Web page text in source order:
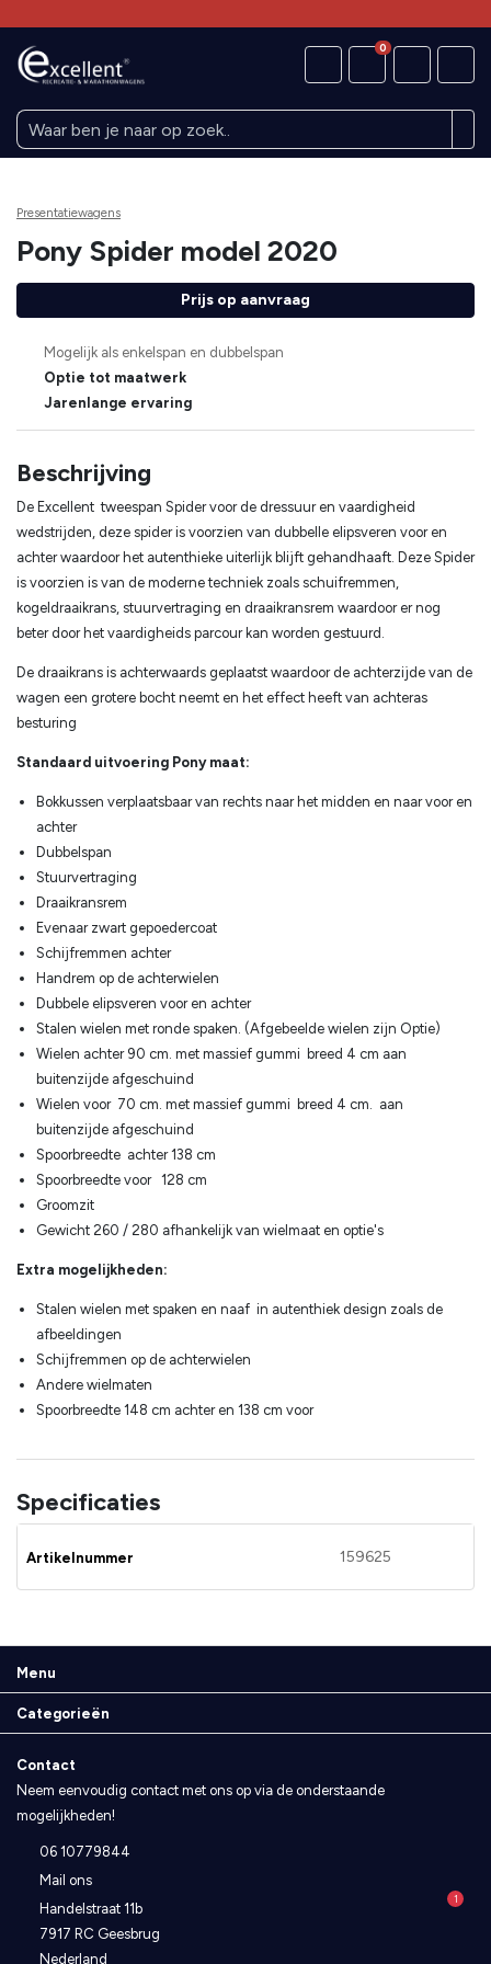
0
Presentatiewagens
Pony Spider model 2020
Mogelijk als enkelspan en dubbelspan
Optie tot maatwerk
Jarenlange ervaring
Prijs op aanvraag
Beschrijving
De Excellent tweespan Spider voor de dressuur en vaardigheid
wedstrijden, deze spider is voorzien van dubbelle elipsveren voor en
achter waardoor het autenthieke uiterlijk blijft gehandhaaft. Deze Spider
is voorzien is van de moderne techniek zoals schuifremmen,
kogeldraaikrans, stuurvertraging en draaikransrem waardoor er nog
beter door het vaardigheids parcour kan worden gestuurd.
De draaikrans is achterwaards geplaatst waardoor de achterzijde van de
wagen een grotere bocht neemt en het effect heeft van achteras
besturing
Standaard uitvoering Pony maat:
Bokkussen verplaatsbaar van rechts naar het midden en naar voor en
achter
Dubbelspan
Stuurvertraging
Draaikransrem
Evenaar zwart gepoedercoat
Schijfremmen achter
Handrem op de achterwielen
Dubbele elipsveren voor en achter
Stalen wielen met ronde spaken. (Afgebeelde wielen zijn Optie)
Wielen achter 90 cm. met massief gummi breed 4 cm aan
buitenzijde afgeschuind
Wielen voor 70 cm. met massief gummi breed 4 cm. aan
buitenzijde afgeschuind
Spoorbreedte achter 138 cm
Spoorbreedte voor 128 cm
Groomzit
Gewicht 260 / 280 afhankelijk van wielmaat en optie's
Extra mogelijkheden:
Stalen wielen met spaken en naaf in autenthiek design zoals de
afbeeldingen
Schijfremmen op de achterwielen
Andere wielmaten
Spoorbreedte 148 cm achter en 138 cm voor
Specificaties
Artikelnummer 159625
1
Menu
Categorieën
Contact
Neem eenvoudig contact met ons op via de onderstaande
mogelijkheden!
06 10779844
Mail ons
Handelstraat 11b
7917 RC Geesbrug
Nederland